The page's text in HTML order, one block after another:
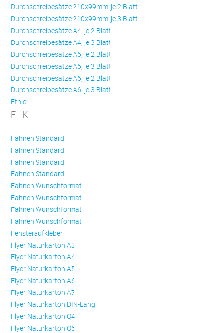
Durchschreibesätze 210x99mm, je 2 Blatt
Durchschreibesätze 210x99mm, je 3 Blatt
Durchschreibesätze A4, je 2 Blatt
Durchschreibesätze A4, je 3 Blatt
Durchschreibesätze A5, je 2 Blatt
Durchschreibesätze A5, je 3 Blatt
Durchschreibesätze A6, je 2 Blatt
Durchschreibesätze A6, je 3 Blatt
Ethic
F - K
Fahnen Standard
Fahnen Standard
Fahnen Standard
Fahnen Standard
Fahnen Wunschformat
Fahnen Wunschformat
Fahnen Wunschformat
Fahnen Wunschformat
Fensteraufkleber
Flyer Naturkarton A3
Flyer Naturkarton A4
Flyer Naturkarton A5
Flyer Naturkarton A6
Flyer Naturkarton A7
Flyer Naturkarton DIN-Lang
Flyer Naturkarton Q4
Flyer Naturkarton Q5